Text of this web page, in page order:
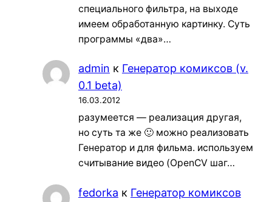
специального фильтра, на выходе
имеем обработанную картинку. Суть
программы «два»…
admin к Генератор комиксов (v.
0.1 beta)
16.03.2012
разумеется — реализация другая,
но суть та же 🙂 можно реализовать
Генератор и для фильма. используем
считывание видео (OpenCV шаг…
fedorka к Генератор комиксов